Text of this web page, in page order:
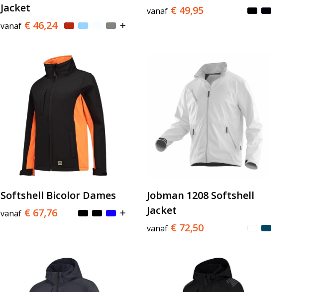
Jacket
vanaf € 46,24
vanaf € 49,95
Softshell Bicolor Dames
vanaf € 67,76
Jobman 1208 Softshell
Jacket
vanaf € 72,50